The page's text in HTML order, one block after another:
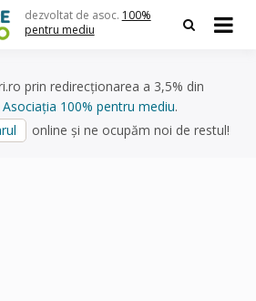
dezvoltat de asoc. 100%
pentru mediu
prin redirecționarea a 3,5% din
Asociația 100% pentru mediu.
online și ne ocupăm noi de restul!